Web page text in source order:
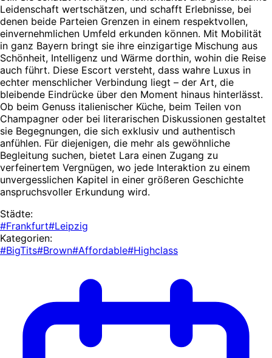
Leidenschaft wertschätzen, und schafft Erlebnisse, bei
denen beide Parteien Grenzen in einem respektvollen,
einvernehmlichen Umfeld erkunden können. Mit Mobilität
in ganz Bayern bringt sie ihre einzigartige Mischung aus
Schönheit, Intelligenz und Wärme dorthin, wohin die Reise
auch führt. Diese Escort versteht, dass wahre Luxus in
echter menschlicher Verbindung liegt – der Art, die
bleibende Eindrücke über den Moment hinaus hinterlässt.
Ob beim Genuss italienischer Küche, beim Teilen von
Champagner oder bei literarischen Diskussionen gestaltet
sie Begegnungen, die sich exklusiv und authentisch
anfühlen. Für diejenigen, die mehr als gewöhnliche
Begleitung suchen, bietet Lara einen Zugang zu
verfeinertem Vergnügen, wo jede Interaktion zu einem
unvergesslichen Kapitel in einer größeren Geschichte
anspruchsvoller Erkundung wird.
Städte:
#Frankfurt#Leipzig
Kategorien:
#BigTits#Brown#Affordable#Highclass